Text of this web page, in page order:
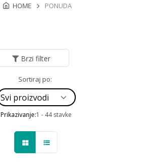
HOME PONUDA
Brzi filter
Sortiraj po:
Prikazivanje:1 - 44 stavke